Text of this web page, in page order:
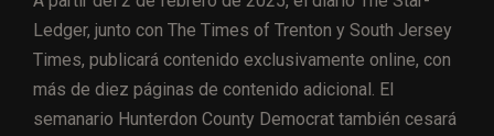
Ledger, junto con The Times of Trenton y South Jersey
Times, publicará contenido exclusivamente online, con
más de diez páginas de contenido adicional. El
semanario Hunterdon County Democrat también cesará